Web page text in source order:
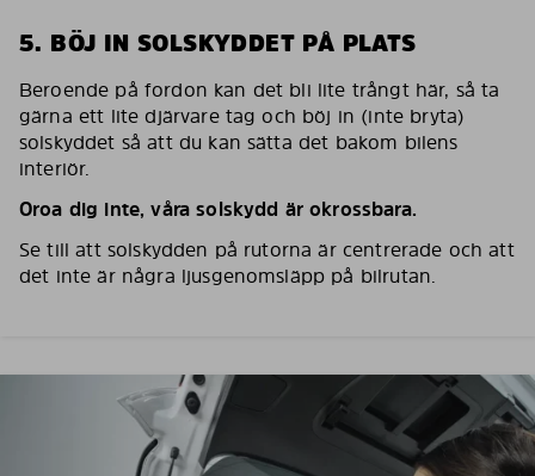
5. BÖJ IN SOLSKYDDET PÅ PLATS
Beroende på fordon kan det bli lite trångt här, så ta
gärna ett lite djärvare tag och böj in (inte bryta)
solskyddet så att du kan sätta det bakom bilens
interiör.
Oroa dig inte, våra solskydd är okrossbara.
Se till att solskydden på rutorna är centrerade och att
det inte är några ljusgenomsläpp på bilrutan.